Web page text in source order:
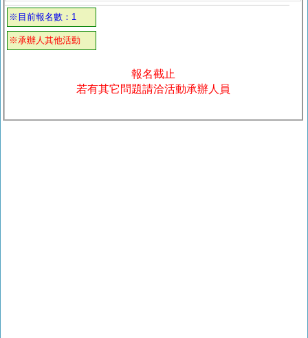
※目前報名數：1
※承辦人其他活動
報名截止
若有其它問題請洽活動承辦人員